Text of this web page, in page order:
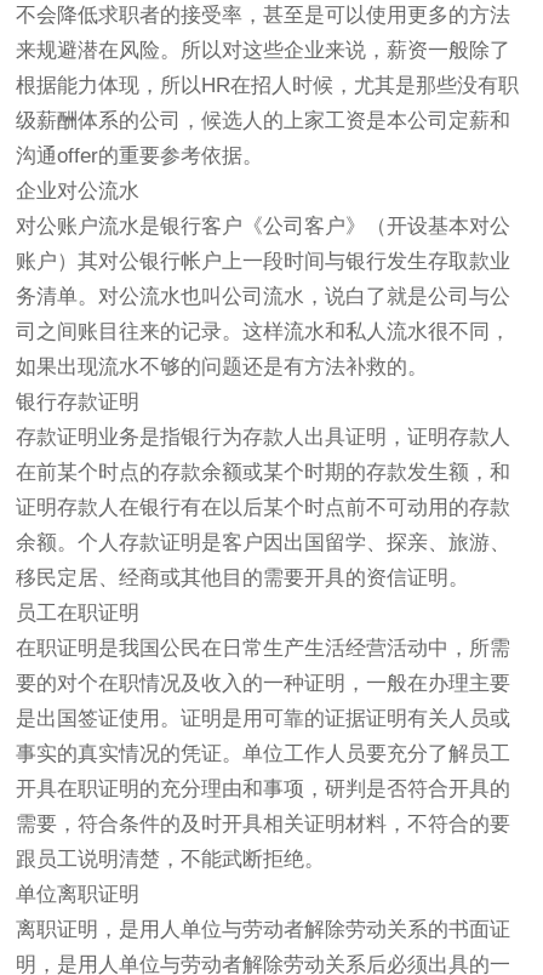
不会降低求职者的接受率，甚至是可以使用更多的方法
来规避潜在风险。所以对这些企业来说，薪资一般除了
根据能力体现，所以HR在招人时候，尤其是那些没有职
级薪酬体系的公司，候选人的上家工资是本公司定薪和
沟通offer的重要参考依据。
企业对公流水
对公账户流水是银行客户《公司客户》（开设基本对公
账户）其对公银行帐户上一段时间与银行发生存取款业
务清单。对公流水也叫公司流水，说白了就是公司与公
司之间账目往来的记录。这样流水和私人流水很不同，
如果出现流水不够的问题还是有方法补救的。
银行存款证明
存款证明业务是指银行为存款人出具证明，证明存款人
在前某个时点的存款余额或某个时期的存款发生额，和
证明存款人在银行有在以后某个时点前不可动用的存款
余额。个人存款证明是客户因出国留学、探亲、旅游、
移民定居、经商或其他目的需要开具的资信证明。
员工在职证明
在职证明是我国公民在日常生产生活经营活动中，所需
要的对个在职情况及收入的一种证明，一般在办理主要
是出国签证使用。证明是用可靠的证据证明有关人员或
事实的真实情况的凭证。单位工作人员要充分了解员工
开具在职证明的充分理由和事项，研判是否符合开具的
需要，符合条件的及时开具相关证明材料，不符合的要
跟员工说明清楚，不能武断拒绝。
单位离职证明
离职证明，是用人单位与劳动者解除劳动关系的书面证
明，是用人单位与劳动者解除劳动关系后必须出具的一